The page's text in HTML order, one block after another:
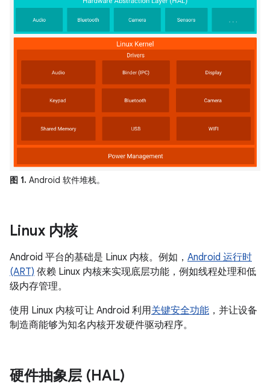
图 1. Android 软件堆栈。
Linux 内核
Android 平台的基础是 Linux 内核。例如， Android 运行时
(ART) 依赖 Linux 内核来实现底层功能，例如线程处理和低
级内存管理。
使用 Linux 内核可让 Android 利用关键安全功能 ，并让设备
制造商能够为知名内核开发硬件驱动程序。
硬件抽象层 (HAL)